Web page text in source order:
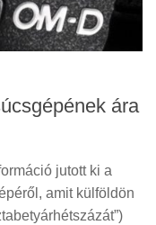
ára
jutott ki a
amit külföldön